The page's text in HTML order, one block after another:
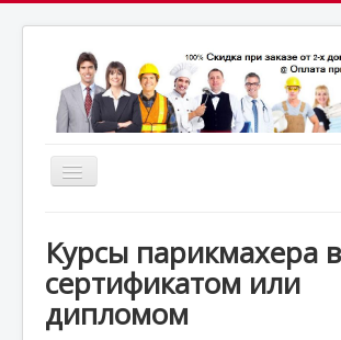
Включить/
СПБ:
Курсы парикмахера
сертификатом или
дипломом